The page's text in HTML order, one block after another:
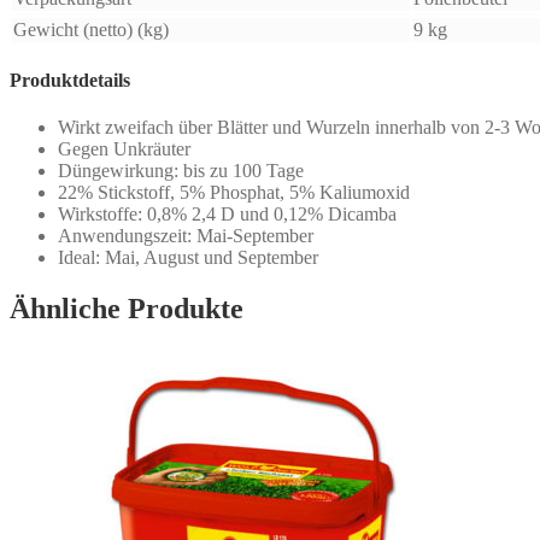
Gewicht (netto) (kg)
9 kg
Produktdetails
Wirkt zweifach über Blätter und Wurzeln innerhalb von 2-3
Gegen Unkräuter
Düngewirkung: bis zu 100 Tage
22% Stickstoff, 5% Phosphat, 5% Kaliumoxid
Wirkstoffe: 0,8% 2,4 D und 0,12% Dicamba
Anwendungszeit: Mai-September
Ideal: Mai, August und September
Ähnliche Produkte